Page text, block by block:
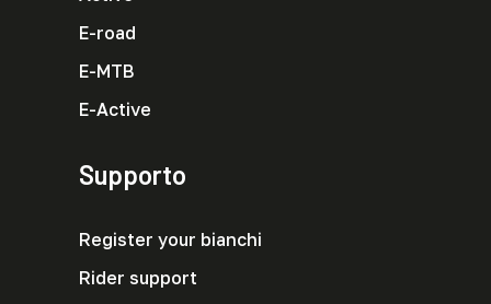
E-road
E-MTB
E-Active
Supporto
Register your bianchi
Rider support